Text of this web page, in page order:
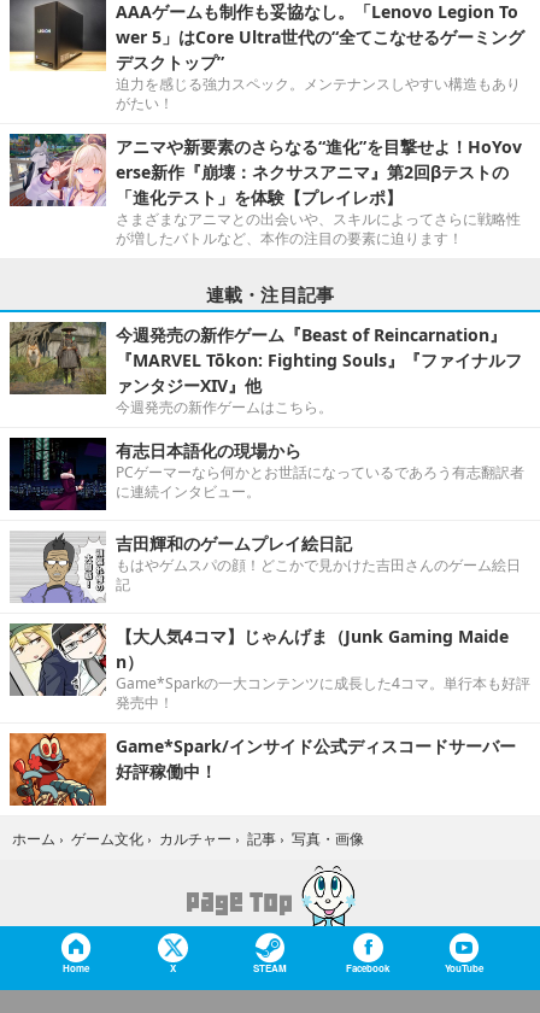
AAAゲームも制作も妥協なし。「Lenovo Legion To
wer 5」はCore Ultra世代の“全てこなせるゲーミング
デスクトップ”
迫力を感じる強力スペック。メンテナンスしやすい構造もあり
がたい！
アニマや新要素のさらなる“進化”を目撃せよ！HoYov
erse新作『崩壊：ネクサスアニマ』第2回βテストの
「進化テスト」を体験【プレイレポ】
さまざまなアニマとの出会いや、スキルによってさらに戦略性
が増したバトルなど、本作の注目の要素に迫ります！
連載・注目記事
今週発売の新作ゲーム『Beast of Reincarnation』
『MARVEL Tōkon: Fighting Souls』『ファイナルフ
ァンタジーXIV』他
今週発売の新作ゲームはこちら。
有志日本語化の現場から
PCゲーマーなら何かとお世話になっているであろう有志翻訳者
に連続インタビュー。
吉田輝和のゲームプレイ絵日記
もはやゲムスパの顔！どこかで見かけた吉田さんのゲーム絵日
記
【大人気4コマ】じゃんげま（Junk Gaming Maide
n）
Game*Sparkの一大コンテンツに成長した4コマ。単行本も好評
発売中！
Game*Spark/インサイド公式ディスコードサーバー
好評稼働中！
ホーム › ゲーム文化 › カルチャー › 記事 › 写真・画像
Home X STEAM Facebook YouTube